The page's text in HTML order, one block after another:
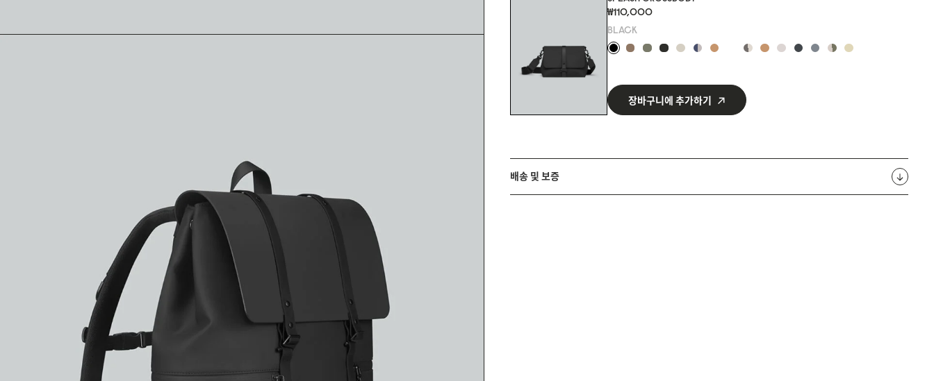
₩110,000
BLACK
장바구니에 추가하기
배송 및 보증